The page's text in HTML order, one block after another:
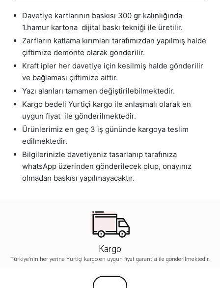
Davetiye kartlarının baskısı 300 gr kalınlığında
1.hamur kartona dijital baskı tekniği ile üretilir.
Zarfların katlama kırımları tarafımızdan yapılmış halde
çiftimize demonte olarak gönderilir.
Kraft ipler her davetiye için kesilmiş halde gönderilir
ve bağlaması çiftimize aittir.
Yazı alanları tamamen değiştirilebilmektedir.
Kargo bedeli Yurtiçi kargo ile anlaşmalı olarak en
uygun fiyat ile gönderilmektedir.
Ürünlerimiz en geç 3 iş gününde kargoya teslim
edilmektedir.
Bilgilerinizle davetiyeniz tasarlanıp tarafınıza
whatsApp üzerinden gönderilecek olup, onayınız
olmadan baskısı yapılmayacaktır.
Kargo
Türkiye'nin her yerine Yurtiçi kargo en uygun fiyat garantisi ile gönderilmektedir.